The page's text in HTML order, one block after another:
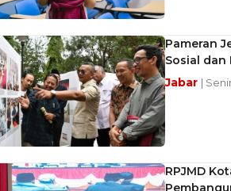
Pameran
Sosial dan
Jabar |
RPJMD